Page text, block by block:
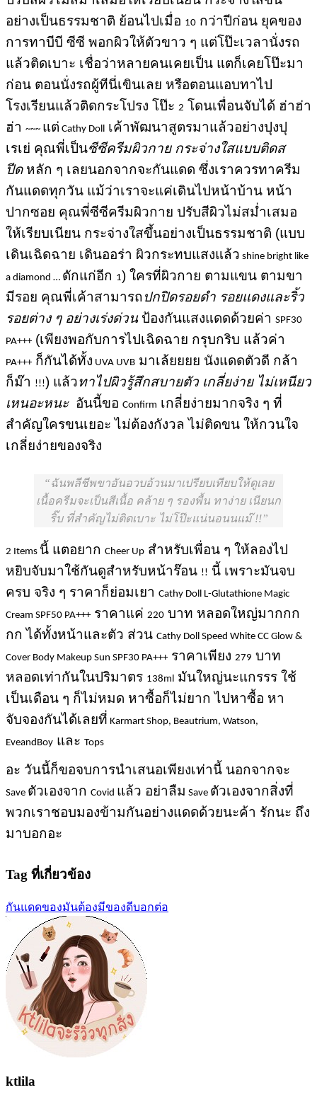
อย่างเป็นธรรมชาติ ย้อนไปเมื่อ 10 กว่าปีก่อน ยุคของ
การทาบีบี ซีซี พอกผิวให้ตัวขาว ๆ แต่โป๊ะเวลานั่งรถ
แล้วติดเบาะ เชื่อว่าหลายคนเคยเป็น แตก็เคยโป๊ะมา
ก่อน ตอนนั่งรถผู้ทีนี่เขินเลย หรือตอนแอบทาไป
โรงเรียนแล้วติดกระโปรง โป๊ะ 2 โดนเพื่อนจับได้ ฮ่าฮ่า
ฮ่า ~~~ แต่ Cathy Doll
เค้าพัฒนาสูตรมาแล้วอย่างปุงปุ
เรเย่ คุณพี่เป็นซีซีครีมผิวกาย กระจ่างใสแบบติดส
ปีด หลัก ๆ เลยนอกจากจะกันแดด ซึ่งเราควรทาครีม
กันแดดทุกวัน แม้ว่าเราจะแค่เดินไปหน้าบ้าน หน้า
ปากซอย คุณพี่ซีซีครีมผิวกาย ปรับสีผิวไม่สม่ำเสมอ
ให้เรียบเนียน กระจ่างใสขึ้นอย่างเป็นธรรมชาติ (แบบ
เดินเฉิดฉาย เดินออร่า ผิวกระทบแสงแล้ว shine bright like
a diamond … ดักแก่อีก 1) ใครที่ผิวกาย ตามแขน ตามขา
มีรอย คุณพี่เค้าสามารถ ปกปิดรอยดำ รอยแดงและริ้ว
รอยต่าง ๆ อย่างเร่งด่วนป้องกันแสงแดดด้วยค่า SPF30
PA+++(เพียงพอกับการไปเฉิดฉาย กรุบกริบ แล้วค่า
PA+++ก็กันได้ทั้ง UVA UVB มาเล้ยยยย นังแดดตัวดี กล้า
ก็ม๊า !!!) แล้วทาไปผิวรู้สึกสบายตัว เกลี่ยง่าย ไม่เหนียว
เหนอะหนะอันนี้ขอ Confirm เกลี่ยง่ายมากจริง ๆ ที่
สำคัญใครขนเยอะ ไม่ต้องกังวล ไม่ติดขน ให้กวนใจ
เกลี่ยง่ายของจริง
ฉันพลีชีพขาอันอวบอ้วนมาเปรียบเทียบให้ดูเลย
เนื้อครีมจะเป็นสีเนื้อ คล้าย ๆ รองพื้น ทาง่าย เนียนก
ริ๊บ ที่สำคัญไม่ติดเบาะ ไม่โป๊ะแน่นอนนแม๊ !!
2 Items นี้ แตอยาก Cheer Up สำหรับเพื่อน ๆ ให้ลองไป
หยิบจับมาใช้กันดูสำหรับหน้าร๊อน !! นี้ เพราะมันจบ
ครบ จริง ๆ ราคาก็ย่อมเยา Cathy Doll L-Glutathione Magic
Cream SPF50 PA+++ราคาแค่ 220 บาท หลอดใหญ่มากกก
กก ได้ทั้งหน้าและตัว ส่วน Cathy Doll Speed White CC Glow &
Cover Body Makeup Sun SPF30 PA+++ราคาเพียง 279 บาท
หลอดเท่ากันในปริมาตร 138ml มันใหญ่นะแกรรร ใช้
เป็นเดือน ๆ ก็ไม่หมด หาซื้อก็ไม่ยาก ไปหาซื้อ หา
จับจองกันได้เลยที่ Karmart Shop, Beautrium, Watson,
EveandBoy และ Tops
อะ วันนี้ก็ขอจบการนำเสนอเพียงเท่านี้ นอกจากจะ
Save ตัวเองจาก Covid แล้ว อย่าลืม Save ตัวเองจากสิ่งที่
พวกเราชอบมองข้ามกันอย่างแดดด้วยนะค้า รักนะ ถึง
มาบอกอะ
Tag ที่เกี่ยวข้อง
กันแดดของมันต้องมีของดีบอกต่อ
ktlila